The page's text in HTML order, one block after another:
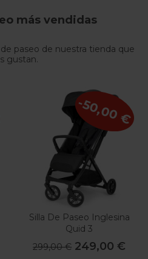
más vendidas
paseo de nuestra tienda que
gustan.
Silla De Paseo Inglesina
Quid 3
299,00 € 249,00 €
-50,00 €